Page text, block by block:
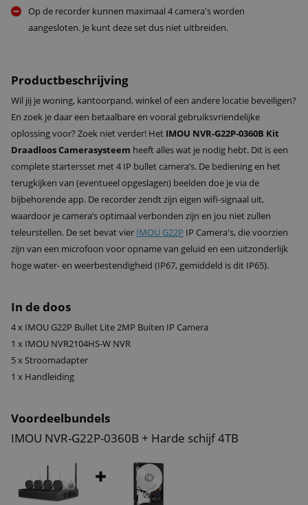
Op de recorder kunnen maximaal 4 camera's worden
aangesloten. Je kunt deze set dus niet uitbreiden.
Productbeschrijving
Wil jij je woning, kantoorpand, winkel of een andere locatie beveiligen?
En zoek je daar een betaalbare en vooral gebruiksvriendelijke
oplossing voor? Zoek niet verder! Het IMOU NVR-G22P-0360B Kit
Draadloos Camerasysteem heeft alles wat je nodig hebt. Dit is een
complete startersset met 4 IP bullet camera’s. De bediening en het
terugkijken van (eventueel opgeslagen) beelden doe je via de
bijbehorende app. De recorder zendt zijn eigen wifi-signaal uit,
waardoor je camera’s optimaal verbonden zijn en jou niet zullen
teleurstellen. De set bevat vier IMOU G22P IP Camera's, die voorzien
zijn van een microfoon voor opname van geluid en een uitzonderlijk
hoge water- en weerbestendigheid (IP67, gemiddeld is dit IP65).
In de doos
4 x IMOU G22P Bullet Lite 2MP Buiten IP Camera
1 x IMOU NVR2104HS-W NVR
5 x Stroomadapter
1 x Handleiding
Voordeelbundels
IMOU NVR-G22P-0360B + Harde schijf 4TB